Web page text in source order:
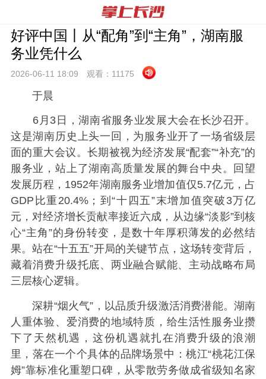
好评中国丨从“配角”到“主角”，湖南服
务业凭什么
2026-06-11 18:09 观看： 11175
于晨
6月3日，湖南省服务业发展大会在长沙召开。
这是湖南历史上头一回，为服务业开了一场省级层
面的重大会议。长期被视为经济发展“配套”“补充”的
服务业，站上了湖南高质量发展的舞台中央。回望
发展历程，1952年湖南服务业增加值仅5.7亿元，占
GDP比重20.4%；到“十四五”末增加值突破3万亿
元，对经济增长贡献率接近六成，从边缘“淡影”到核
心“主角”的身份转变，是数十年厚积薄发的必然结
果。站在“十五五”开局的关键节点，这场转变背后，
藏着消费升级托底、两业融合赋能、主动战略布局
三层核心逻辑。
深耕“烟火气”，以品质升级激活消费潜能。湖南
人重体验、爱消费的地域特质，给生活性服务业攒
下了天然机遇，这份机遇就扎在消费升级的浪潮
里，落在一个个具体的品牌场景中：桃江“桃花江保
姆”靠标准化重塑口碑，从零散劳务做成省级知名家